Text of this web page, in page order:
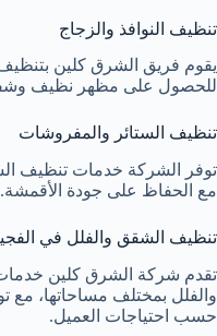
تنظيف النوافذ والزجاج
يقوم فريق الشرق كلين بتنظيف
للحصول على مظهر نظيف
تنظيف الستائر والمفروشات
توفر الشركة خدمات تنظيف
مع الحفاظ على جودة الأقمشة.
تنظيف الشقق والفلل في
تقدم شركة الشرق كلين
والفلل بمختلف مساحاتها، مع
حسب احتياجات العميل.